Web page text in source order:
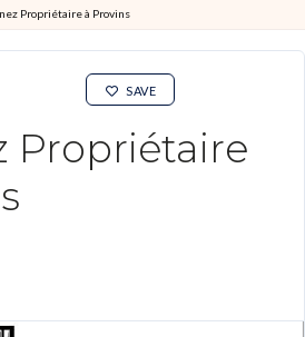
Propriétaire à Provins
Propriétaire
SAVE